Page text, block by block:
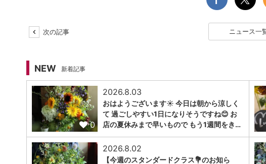
次の記事 ニュース一
NEW 新着記事
0
2026.8.03
おはようございます☀️ 今日は朝から涼しく
て 過ごしやすい1日になりそうですね😊 お
店の夏休みまで早いもので もう1週間をき…
2026.8.02
【今週のスタンダードクラス💐のお知ら